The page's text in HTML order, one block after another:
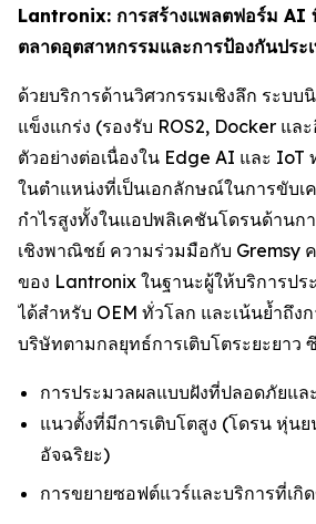
Lantronix: การสร้างแพลตฟอร์ม AI
ตลาดอุตสาหกรรมและการป้องกันประ
ด้วยบริการด้านวิศวกรรมเชิงลึก ระบบ
แข็งแกร่ง (รองรับ ROS2, Docker แล
ตัวอย่างต่อเนื่องใน Edge AI และ IoT
ในตำแหน่งที่เป็นเอกลักษณ์ในการขับเ
กำไรสูงทั้งในแอปพลิเคชันโดรนด้านก
เชิงพาณิชย์ ความร่วมมือกับ Gremsy
ของ Lantronix ในฐานะผู้ให้บริการปร
ได้สำหรับ OEM ทั่วโลก และเน้นย้ำถึง
บริษัทตามกลยุทธ์การเติบโตระยะยาว
การประมวลผลแบบฝังที่ปลอดภัยแล
แนวตั้งที่มีการเติบโตสูง (โดรน หุ่น
อัจฉริยะ)
การขยายซอฟต์แวร์และบริการที่เกิ